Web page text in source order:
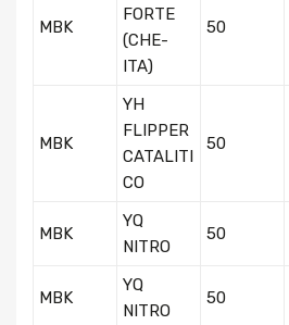
MBK
FORTE
(CHE-
ITA)
50
MBK
YH
FLIPPER
CATALITI
CO
50
MBK
YQ
NITRO
50
MBK
YQ
NITRO
50